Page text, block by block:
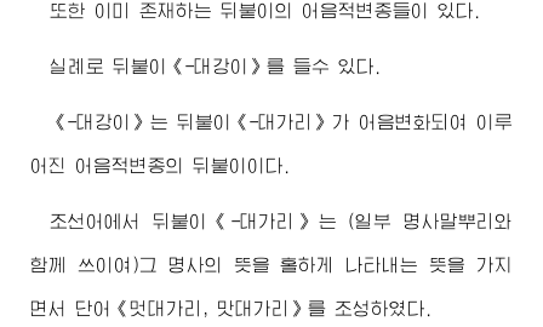
또한 이미 존재하는 뒤붙이의 어음적변종들이 있다.
실례로 뒤붙이《-대강이》를 들수 있다.
《-대강이》는 뒤붙이《-대가리》가 어음변화되여 이루
어진 어음적변종의 뒤붙이이다.
조선어에서 뒤붙이《-대가리》는 (일부 명사말뿌리와
함께 쓰이여)그 명사의 뜻을 홀하게 나타내는 뜻을 가지
면서 단어《멋대가리, 맛대가리》를 조성하였다.